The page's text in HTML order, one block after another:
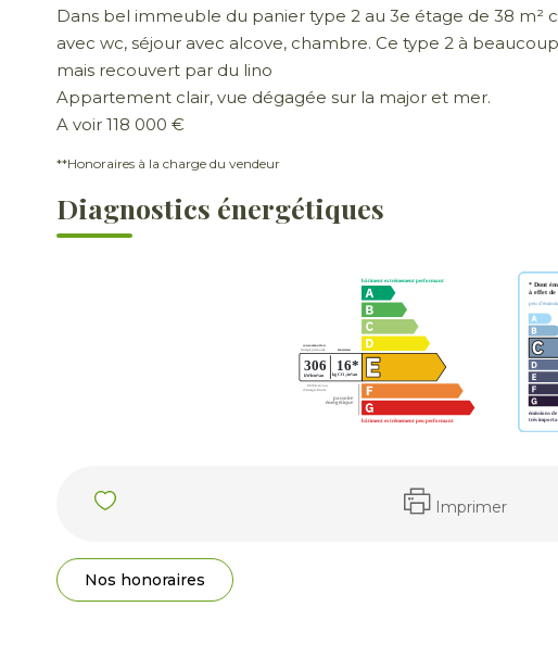
Dans bel immeuble du panier type 2 au 3e étage de 38 m²
avec wc, séjour avec alcove, chambre. Ce type 2 à
mais recouvert par du lino
Appartement clair, vue dégagée sur la major et mer.
A voir 118 000 €
**Honoraires à la charge du vendeur
Diagnostics énergétiques
Imprimer
Nos honoraires